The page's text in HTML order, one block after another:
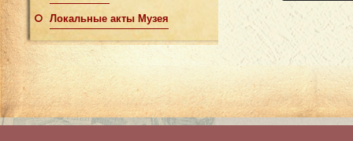
Локальные акты Музея